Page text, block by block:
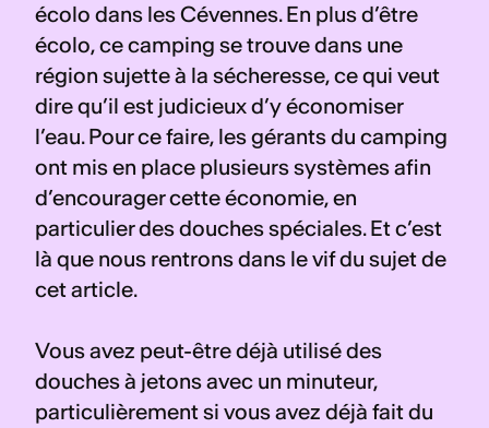
écolo dans les Cévennes. En plus d’être
écolo, ce camping se trouve dans une
région sujette à la sécheresse, ce qui veut
dire qu’il est judicieux d’y économiser
l’eau. Pour ce faire, les gérants du camping
ont mis en place plusieurs systèmes afin
d’encourager cette économie, en
particulier des douches spéciales. Et c’est
là que nous rentrons dans le vif du sujet de
cet article.
Vous avez peut-être déjà utilisé des
douches à jetons avec un minuteur,
particulièrement si vous avez déjà fait du